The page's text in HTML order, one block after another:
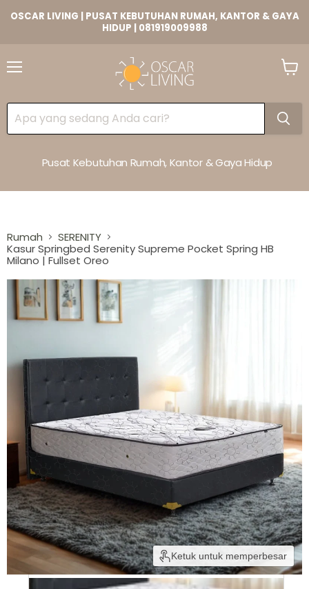
OSCAR LIVING | PUSAT KEBUTUHAN RUMAH, KANTOR & GAYA
HIDUP | 081919009988
Pusat Kebutuhan Rumah, Kantor & Gaya Hidup
Rumah
SERENITY
Kasur Springbed Serenity Supreme Pocket Spring HB
Milano | Fullset Oreo
Ketuk untuk memperbesar